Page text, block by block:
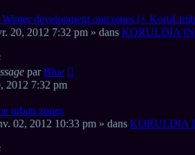
development outcomes [+
20, 2012 7:32 pm » dans KORULDIA
parBlue
2012 7:32 pm
urban zones
02, 2012 10:33 pm » dans KORULDIA